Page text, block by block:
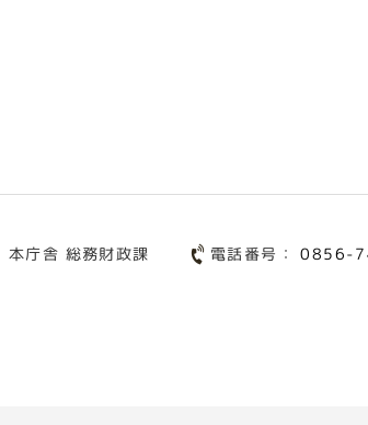
本庁舎 総務財政課 電話番号：0856-